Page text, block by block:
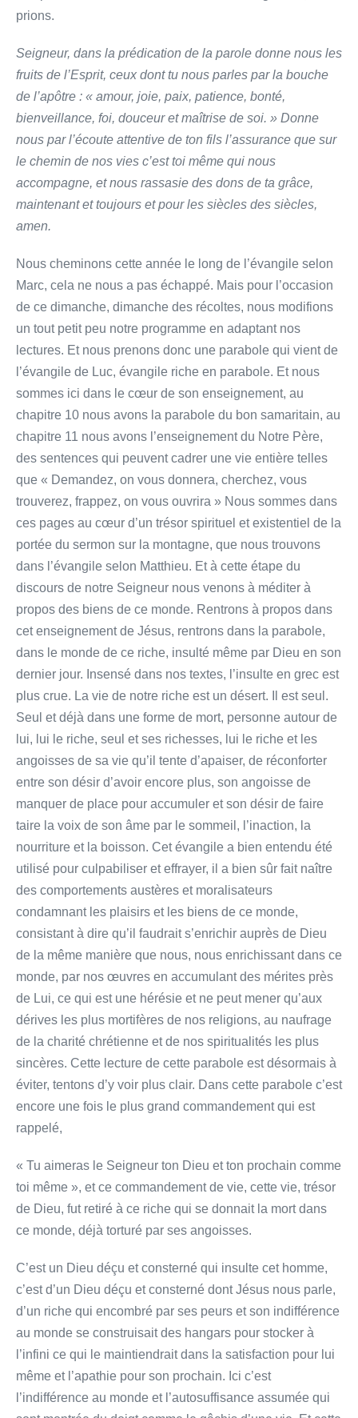
prions.
Seigneur, dans la prédication de la parole donne nous les
fruits de l’Esprit, ceux dont tu nous parles par la bouche
de l’apôtre : « amour, joie, paix, patience, bonté,
bienveillance, foi, douceur et maîtrise de soi. » Donne
nous par l’écoute attentive de ton fils l’assurance que sur
le chemin de nos vies c’est toi même qui nous
accompagne, et nous rassasie des dons de ta grâce,
maintenant et toujours et pour les siècles des siècles,
amen.
Nous cheminons cette année le long de l’évangile selon
Marc, cela ne nous a pas échappé. Mais pour l’occasion
de ce dimanche, dimanche des récoltes, nous modifions
un tout petit peu notre programme en adaptant nos
lectures. Et nous prenons donc une parabole qui vient de
l’évangile de Luc, évangile riche en parabole. Et nous
sommes ici dans le cœur de son enseignement, au
chapitre 10 nous avons la parabole du bon samaritain, au
chapitre 11 nous avons l’enseignement du Notre Père,
des sentences qui peuvent cadrer une vie entière telles
que « Demandez, on vous donnera, cherchez, vous
trouverez, frappez, on vous ouvrira » Nous sommes dans
ces pages au cœur d’un trésor spirituel et existentiel de la
portée du sermon sur la montagne, que nous trouvons
dans l’évangile selon Matthieu. Et à cette étape du
discours de notre Seigneur nous venons à méditer à
propos des biens de ce monde. Rentrons à propos dans
cet enseignement de Jésus, rentrons dans la parabole,
dans le monde de ce riche, insulté même par Dieu en son
dernier jour. Insensé dans nos textes, l’insulte en grec est
plus crue. La vie de notre riche est un désert. Il est seul.
Seul et déjà dans une forme de mort, personne autour de
lui, lui le riche, seul et ses richesses, lui le riche et les
angoisses de sa vie qu’il tente d’apaiser, de réconforter
entre son désir d’avoir encore plus, son angoisse de
manquer de place pour accumuler et son désir de faire
taire la voix de son âme par le sommeil, l’inaction, la
nourriture et la boisson. Cet évangile a bien entendu été
utilisé pour culpabiliser et effrayer, il a bien sûr fait naître
des comportements austères et moralisateurs
condamnant les plaisirs et les biens de ce monde,
consistant à dire qu’il faudrait s’enrichir auprès de Dieu
de la même manière que nous, nous enrichissant dans ce
monde, par nos œuvres en accumulant des mérites près
de Lui, ce qui est une hérésie et ne peut mener qu’aux
dérives les plus mortifères de nos religions, au naufrage
de la charité chrétienne et de nos spiritualités les plus
sincères. Cette lecture de cette parabole est désormais à
éviter, tentons d’y voir plus clair. Dans cette parabole c’est
encore une fois le plus grand commandement qui est
rappelé,
« Tu aimeras le Seigneur ton Dieu et ton prochain comme
toi même », et ce commandement de vie, cette vie, trésor
de Dieu, fut retiré à ce riche qui se donnait la mort dans
ce monde, déjà torturé par ses angoisses.
C’est un Dieu déçu et consterné qui insulte cet homme,
c’est d’un Dieu déçu et consterné dont Jésus nous parle,
d’un riche qui encombré par ses peurs et son indifférence
au monde se construisait des hangars pour stocker à
l’infini ce qui le maintiendrait dans la satisfaction pour lui
même et l’apathie pour son prochain. Ici c’est
l’indifférence au monde et l’autosuffisance assumée qui